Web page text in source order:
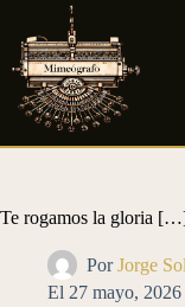
contenido
Te rogamos la gloria
Por Jorge
El 27 mayo, 2026